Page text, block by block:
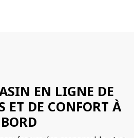
EN LIGNE DE
ET DE CONFORT À
BORD